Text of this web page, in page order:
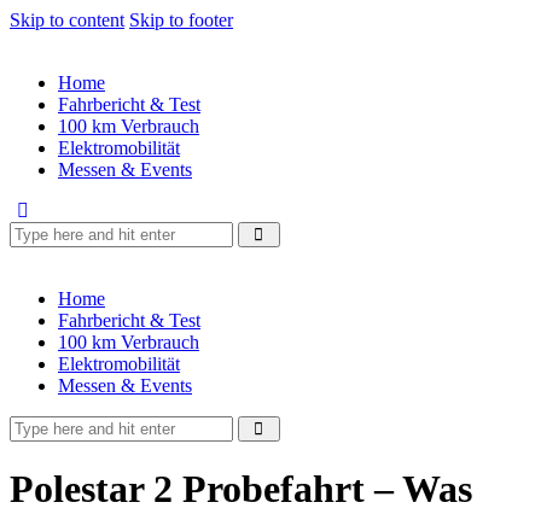
Skip to content Skip to footer
Home
Fahrbericht & Test
100 km Verbrauch
Elektromobilität
Messen & Events
Home
Fahrbericht & Test
100 km Verbrauch
Elektromobilität
Messen & Events
Polestar 2 Probefahrt – Was